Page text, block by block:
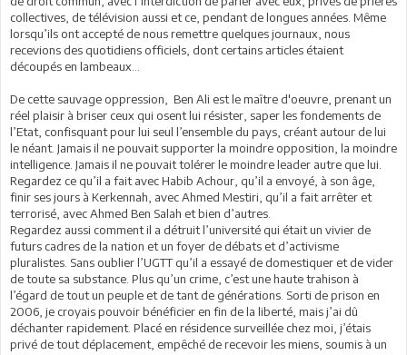
collectives, de télévision aussi et ce, pendant de longues années. Même
lorsqu’ils ont accepté de nous remettre quelques journaux, nous
recevions des quotidiens officiels, dont certains articles étaient
découpés en lambeaux…
De cette sauvage oppression, Ben Ali est le maître d'oeuvre, prenant un
réel plaisir à briser ceux qui osent lui résister, saper les fondements de
l’Etat, confisquant pour lui seul l’ensemble du pays, créant autour de lui
le néant. Jamais il ne pouvait supporter la moindre opposition, la moindre
intelligence. Jamais il ne pouvait tolérer le moindre leader autre que lui.
Regardez ce qu’il a fait avec Habib Achour, qu’il a envoyé, à son âge,
finir ses jours à Kerkennah, avec Ahmed Mestiri, qu’il a fait arrêter et
terrorisé, avec Ahmed Ben Salah et bien d’autres.
Regardez aussi comment il a détruit l’université qui était un vivier de
futurs cadres de la nation et un foyer de débats et d’activisme
pluralistes. Sans oublier l’UGTT qu’il a essayé de domestiquer et de vider
de toute sa substance. Plus qu’un crime, c’est une haute trahison à
l’égard de tout un peuple et de tant de générations. Sorti de prison en
2006, je croyais pouvoir bénéficier en fin de la liberté, mais j’ai dû
déchanter rapidement. Placé en résidence surveillée chez moi, j’étais
privé de tout déplacement, empêché de recevoir les miens, soumis à un